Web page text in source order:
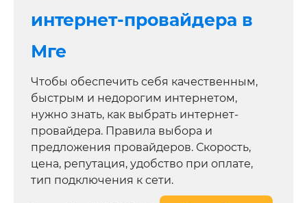
интернет‑провайдера в
Мге
Чтобы обеспечить себя качественным,
быстрым и недорогим интернетом,
нужно знать, как выбрать интернет-
провайдера. Правила выбора и
предложения провайдеров. Скорость,
цена, репутация, удобство при оплате,
тип подключения к cети.